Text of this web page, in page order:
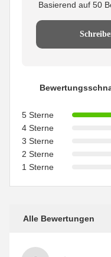
Basierend auf 50
5 Sterne
4 Sterne
3 Sterne
2 Sterne
1 Sterne
Alle Bewertungen